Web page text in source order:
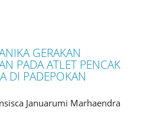
GERAKAN
PADA ATLET PENCAK
DI PADEPOKAN
Januarumi Marhaendra